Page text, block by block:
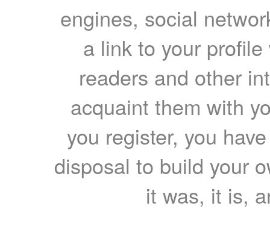
engines, social
a link to your
readers and other
acquaint them with
you register, you
disposal to build your
it was, it is,